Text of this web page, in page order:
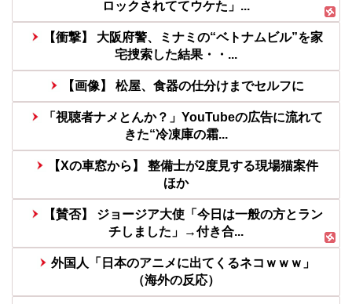
ロックされててウケた」...
【衝撃】 大阪府警、ミナミの“ベトナムビル”を家
宅捜索した結果・・...
【画像】 松屋、食器の仕分けまでセルフに
「視聴者ナメとんか？」YouTubeの広告に流れて
きた“冷凍庫の霜...
【Xの車窓から】 整備士が2度見する現場猫案件
ほか
【賛否】 ジョージア大使「今日は一般の方とラン
チしました」→付き合...
外国人「日本のアニメに出てくるネコｗｗｗ」
（海外の反応）